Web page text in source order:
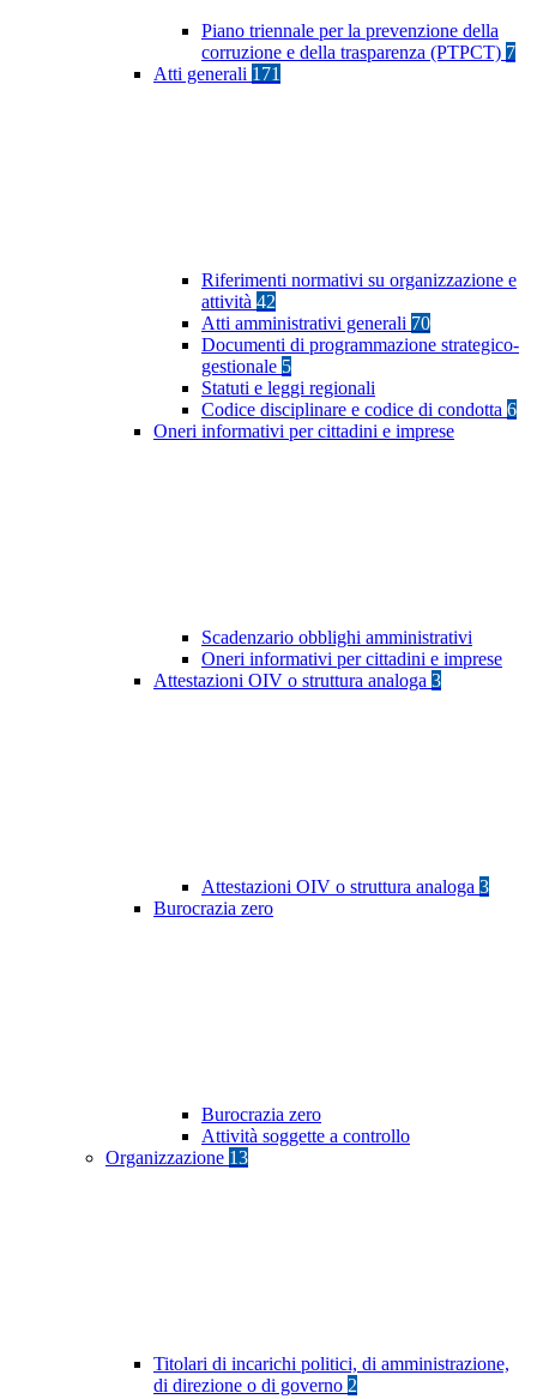
Piano triennale per la prevenzione della
corruzione e della trasparenza (PTPCT) 7
Atti generali 171
Riferimenti normativi su organizzazione e
attività 42
Atti amministrativi generali 70
Documenti di programmazione strategico-
gestionale 5
Statuti e leggi regionali
Codice disciplinare e codice di condotta 6
Oneri informativi per cittadini e imprese
Scadenzario obblighi amministrativi
Oneri informativi per cittadini e imprese
Attestazioni OIV o struttura analoga 3
Attestazioni OIV o struttura analoga 3
Burocrazia zero
Burocrazia zero
Attività soggette a controllo
Organizzazione 13
Titolari di incarichi politici, di amministrazione,
di direzione o di governo 2